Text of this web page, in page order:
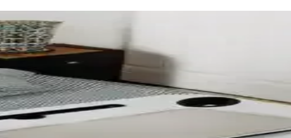
Önerileri
ve koku sorunları yaratabilir. Tasarımda bölücü kapılar ve havalandırma
ve Hazırlık Teknikleri
kaplanması gibi yöntemlerle dayanıklılık sağlanır. İşleme öncesi hazırlık ve
Depolama Ünitesi Projesi
sürdürülebilirlik ve estetiği bir araya getiriyor. Proje, atölye düzeni ve depolama